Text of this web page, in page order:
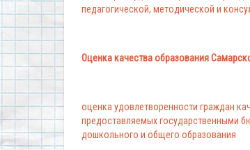
педагогической, методической и
Оценка качества образования
оценка удовлетворенности граждан
предоставляемых государственными
дошкольного и общего образования